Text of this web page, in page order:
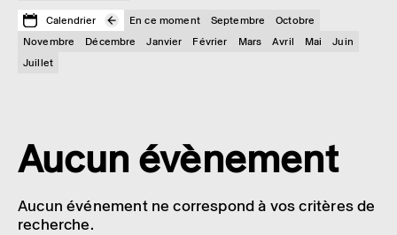
Calendrier En ce moment Septembre
Octobre
Novembre
Décembre Janvier Février Mars Avril Mai
Juin
Juillet
Aucun évènement
Aucun événement ne correspond à vos critères de
recherche.